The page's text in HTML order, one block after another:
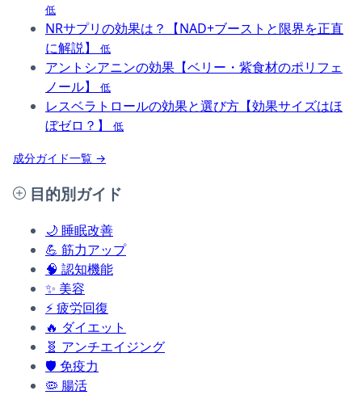
低
NRサプリの効果は？【NAD+ブーストと限界を正直
に解説】
低
アントシアニンの効果【ベリー・紫食材のポリフェ
ノール】
低
レスベラトロールの効果と選び方【効果サイズはほ
ぼゼロ？】
低
成分ガイド一覧 →
目的別ガイド
🌙 睡眠改善
💪 筋力アップ
🧠 認知機能
✨ 美容
⚡疲労回復
🔥 ダイエット
🧬 アンチエイジング
🛡️ 免疫力
🦠 腸活